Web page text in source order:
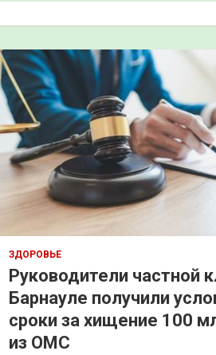
к
ЗДОРОВЬЕ
Руководители частной
Барнауле получили
сроки за хищение 100
из ОМС